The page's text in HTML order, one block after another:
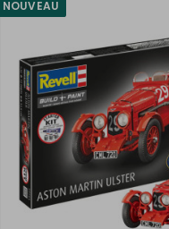
NOUVEAU